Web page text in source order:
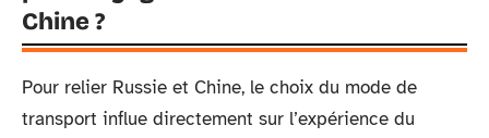
Chine ?
Pour relier Russie et Chine, le choix du mode de
transport influe directement sur l’expérience du